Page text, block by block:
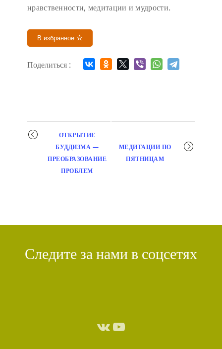
нравственности, медитации и мудрости.
В избранное
Поделиться :
Мероприятие
навигация
ОТКРЫТИЕ
БУДДИЗМА —
ПРЕОБРАЗОВАНИЕ
ПРОБЛЕМ
МЕДИТАЦИИ ПО
ПЯТНИЦАМ
Следите за нами в соцсетях